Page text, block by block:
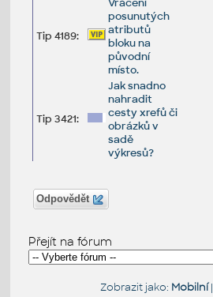
Tip 4189:
Vrácení
posunutých
atributů
bloku na
původní
místo.
Tip 3421:
Jak snadno
nahradit
cesty xrefů či
obrázků v
sadě
výkresů?
Odpovědět
Přejít na fórum
Zobrazit jako: Mobilní|